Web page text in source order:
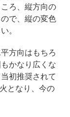
ろ、縦方向の
で、縦の変色
。
方向はもちろ
かなり広くな
初推奨されて
となり、今の